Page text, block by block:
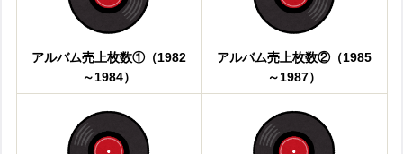
アルバム売上枚数①（1982
～1984）
アルバム売上枚数②（1985
～1987）